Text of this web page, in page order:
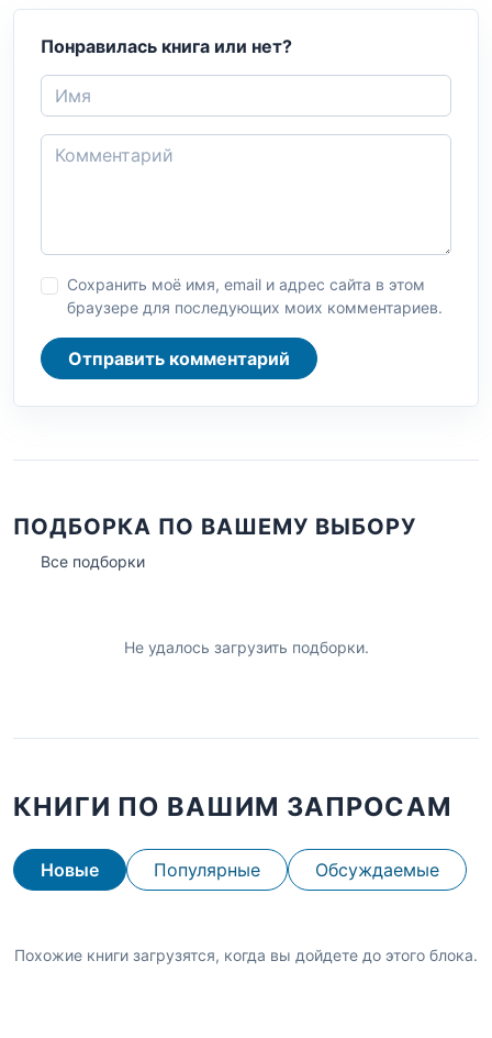
Понравилась книга или нет?
Сохранить моё имя, email и адрес сайта в этом
браузере для последующих моих комментариев.
Отправить комментарий
ПОДБОРКА ПО ВАШЕМУ ВЫБОРУ
Все подборки
Не удалось загрузить подборки.
КНИГИ ПО ВАШИМ ЗАПРОСАМ
Новые Популярные Обсуждаемые
Похожие книги загрузятся, когда вы дойдете до этого блока.